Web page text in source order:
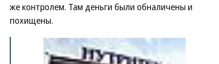
же контролем. Там деньги были обналичены и
похищены.